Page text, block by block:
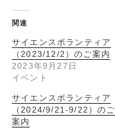
関連
サイエンスボランティア
（2023/12/2）のご案内
2023年9月27日
イベント
サイエンスボランティア
（2024/9/21-9/22）のご
案内